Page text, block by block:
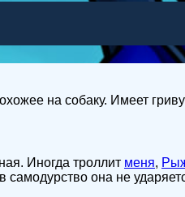
на собаку. Имеет
Иногда троллит меня,
она не